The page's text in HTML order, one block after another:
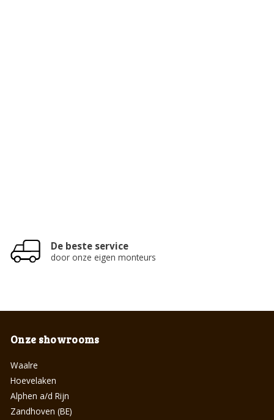
De beste service
door onze eigen monteurs
Onze showrooms
Waalre
Hoevelaken
Alphen a/d Rijn
Zandhoven (BE)